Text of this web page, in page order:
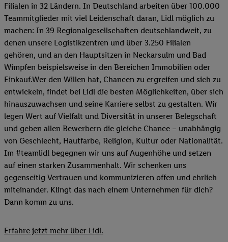
Filialen in 32 Ländern. In Deutschland arbeiten über 100.000
Teammitglieder mit viel Leidenschaft daran, Lidl möglich zu
machen: In 39 Regionalgesellschaften deutschlandweit, zu
denen unsere Logistikzentren und über 3.250 Filialen
gehören, und an den Hauptsitzen in Neckarsulm und Bad
Wimpfen beispielsweise in den Bereichen Immobilien oder
Einkauf.Wer den Willen hat, Chancen zu ergreifen und sich zu
entwickeln, findet bei Lidl die besten Möglichkeiten, über sich
hinauszuwachsen und seine Karriere selbst zu gestalten. Wir
legen Wert auf Vielfalt und Diversität in unserer Belegschaft
und geben allen Bewerbern die gleiche Chance – unabhängig
von Geschlecht, Hautfarbe, Religion, Kultur oder Nationalität.
Im #teamlidl begegnen wir uns auf Augenhöhe und setzen
auf einen starken Zusammenhalt. Wir schenken uns
gegenseitig Vertrauen und kommunizieren offen und ehrlich
miteinander. Klingt das nach einem Unternehmen für dich?
Dann komm zu uns.​
Erfahre jetzt mehr über Lidl.